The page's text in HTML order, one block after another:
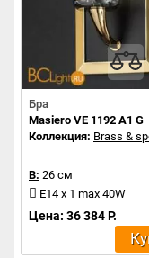
Бра
Masiero VE 1192 A1 G
Коллекция: Brass &
В: 26 см
E14 x 1 max 40W
Цена: 36 384 Р.